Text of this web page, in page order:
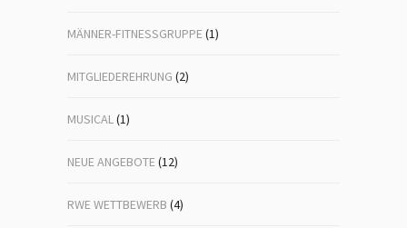
MÄNNER-FITNESSGRUPPE(1)
MITGLIEDEREHRUNG (2)
MUSICAL(1)
NEUE ANGEBOTE(12)
RWE WETTBEWERB (4)